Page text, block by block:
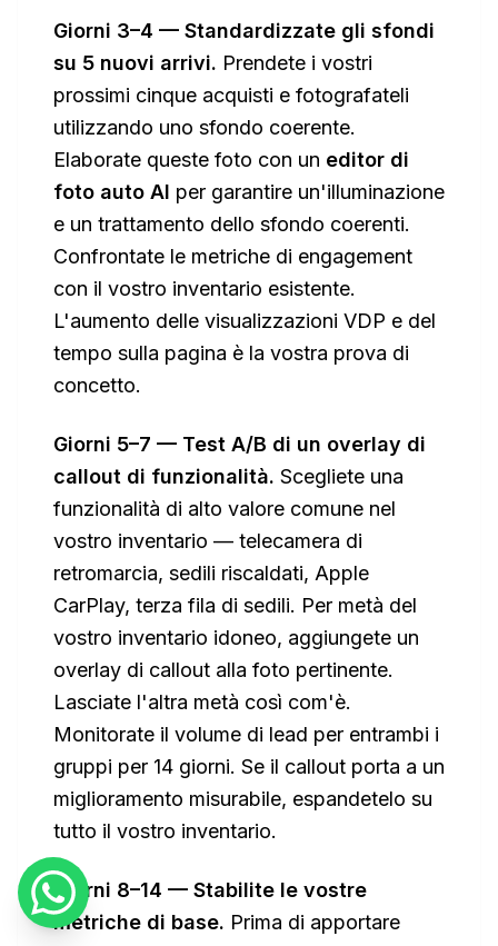
Giorni 3–4 — Standardizzate gli sfondi
su 5 nuovi arrivi. Prendete i vostri
prossimi cinque acquisti e fotografateli
utilizzando uno sfondo coerente.
Elaborate queste foto con un editor di
foto auto AI per garantire un'illuminazione
e un trattamento dello sfondo coerenti.
Confrontate le metriche di engagement
con il vostro inventario esistente.
L'aumento delle visualizzazioni VDP e del
tempo sulla pagina è la vostra prova di
concetto.
Giorni 5–7 — Test A/B di un overlay di
callout di funzionalità. Scegliete una
funzionalità di alto valore comune nel
vostro inventario — telecamera di
retromarcia, sedili riscaldati, Apple
CarPlay, terza fila di sedili. Per metà del
vostro inventario idoneo, aggiungete un
overlay di callout alla foto pertinente.
Lasciate l'altra metà così com'è.
Monitorate il volume di lead per entrambi i
gruppi per 14 giorni. Se il callout porta a un
miglioramento misurabile, espandetelo su
tutto il vostro inventario.
Giorni 8–14 — Stabilite le vostre
metriche di base. Prima di apportare